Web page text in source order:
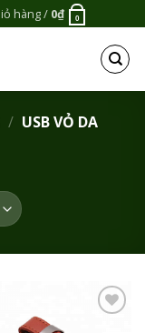
hàng / 0₫ 0
/ USB VỎ DA